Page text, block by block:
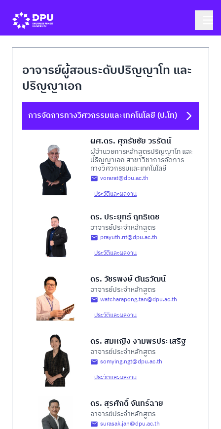
อาจารย์ผู้สอนระดับปริญญาโท และ
ปริญญาเอก
การจัดการทางวิศวกรรมและเทคโนโลยี (ป.โท)
ผศ.ดร. ศุภรัชชัย วรรัตน์
ผู้อำนวยการหลักสูตรปริญญาโท และ
ปริญญาเอก สาขาวิชาการจัดการ
ทางวิศวกรรมและเทคโนโลยี
vorarat@dpu.ac.th
ประวัติและผลงาน
ดร. ประยุทธ์ ฤทธิเดช
อาจารย์ประจำหลักสูตร
prayuth.rit@dpu.ac.th
ประวัติและผลงาน
ดร. วัชรพงษ์ ตันธวัฒน์
อาจารย์ประจำหลักสูตร
watcharapong.tan@dpu.ac.th
ประวัติและผลงาน
ดร. สมหญิง งามพรประเสริฐ
อาจารย์ประจำหลักสูตร
somying.ngt@dpu.ac.th
ประวัติและผลงาน
ดร. สุรศักดิ์ จันทร์ฉาย
อาจารย์ประจำหลักสูตร
surasak.jan@dpu.ac.th